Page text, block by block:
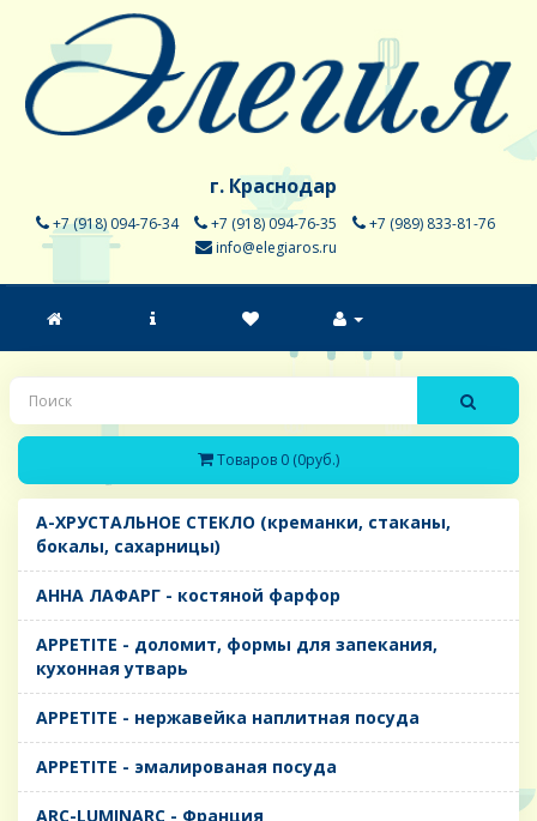
г. Краснодар
+7 (918) 094-76-34 +7 (918) 094-76-35
+7 (989) 833-81-76
info@elegiaros.ru
Товаров 0 (0руб.)
A-ХРУСТАЛЬНОЕ СТЕКЛО (креманки, стаканы,
бокалы, сахарницы)
AHHA ЛАФАРГ - костяной фарфор
APPETITE - доломит, формы для запекания,
кухонная утварь
APPETITE - нержавейка наплитная посуда
APPETITE - эмалированая посуда
ARC-LUMINARC - Франция